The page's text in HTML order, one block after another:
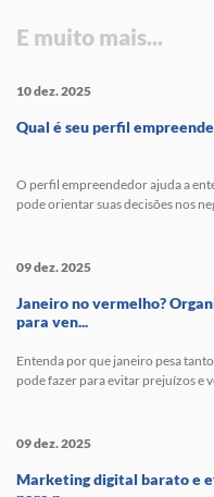
E muito mais...
10 dez. 2025
Qual é seu perfil
O perfil empreendedor ajuda a
pode orientar suas decisões nos
09 dez. 2025
Janeiro no vermelho?
para ven...
Entenda por que janeiro pesa
pode fazer para evitar prejuízos e
09 dez. 2025
Marketing digital barato e